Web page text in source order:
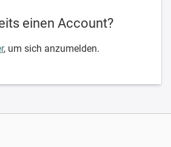
einen Account?
, um sich anzumelden.